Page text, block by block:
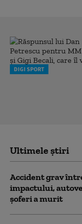
DIGI SPORT
Ultimele știri
Accident grav
impactului,
șoferi a murit